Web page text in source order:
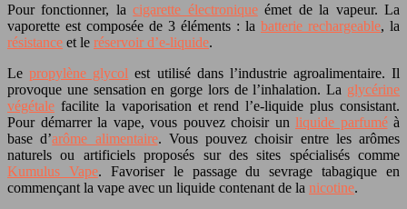
Pour fonctionner, lacigarette électroniqueémet de la vapeur. La
vaporette est composée de 3 éléments : la batterie rechargeable, la
résistance et le réservoir d’e-liquide.
Lepropylène glycol est utilisé dans l’industrie agroalimentaire. Il
provoque une sensation en gorge lors de l’inhalation. La glycérine
végétale facilite la vaporisation et rend l’e-liquide plus consistant.
Pour démarrer la vape, vous pouvez choisir un liquide parfuméà
base d’arôme alimentaire. Vous pouvez choisir entre les arômes
naturels ou artificiels proposés sur des sites spécialisés comme
Kumulus Vape. Favoriser le passage du sevrage tabagique en
commençant la vape avec un liquide contenant de la nicotine.